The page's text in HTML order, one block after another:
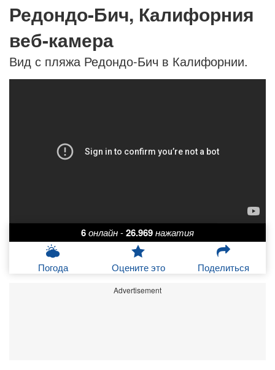
Редондо-Бич, Калифорния
веб-камера
Вид с пляжа Редондо-Бич в Калифорнии.
6онлайн-26.969нажатия
Погода Оцените это Поделиться
Advertisement